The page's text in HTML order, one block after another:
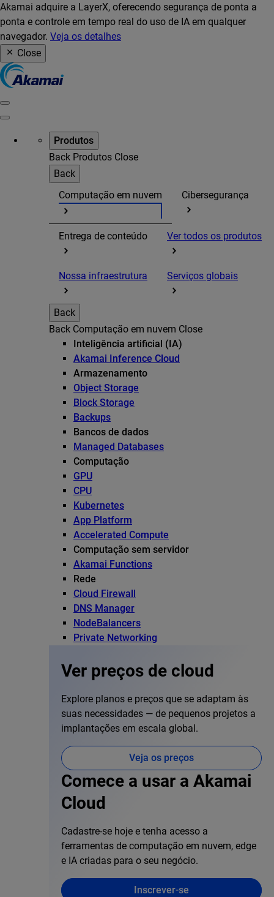
Akamai adquire a LayerX, oferecendo segurança de ponta a
ponta e controle em tempo real do uso de IA em qualquer
navegador. Veja os detalhes
Close
Produtos
Back Produtos Close
Back
Computação em nuvem
Cibersegurança
Entrega de conteúdo Ver todos os produtos
Nossa infraestrutura Serviços globais
Back
Back Computação em nuvem Close
Inteligência artificial (IA)
Akamai Inference Cloud
Armazenamento
Object Storage
Block Storage
Backups
Bancos de dados
Managed Databases
Computação
GPU
CPU
Kubernetes
App Platform
Accelerated Compute
Computação sem servidor
Akamai Functions
Rede
Cloud Firewall
DNS Manager
NodeBalancers
Private Networking
Ver preços de cloud
Explore planos e preços que se adaptam às
suas necessidades — de pequenos projetos a
implantações em escala global.
Veja os preços
Comece a usar a Akamai
Cloud
Cadastre-se hoje e tenha acesso a
ferramentas de computação em nuvem, edge
e IA criadas para o seu negócio.
Inscrever-se